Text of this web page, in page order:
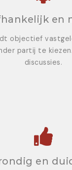
en
objectief
partij te
discussies.
en